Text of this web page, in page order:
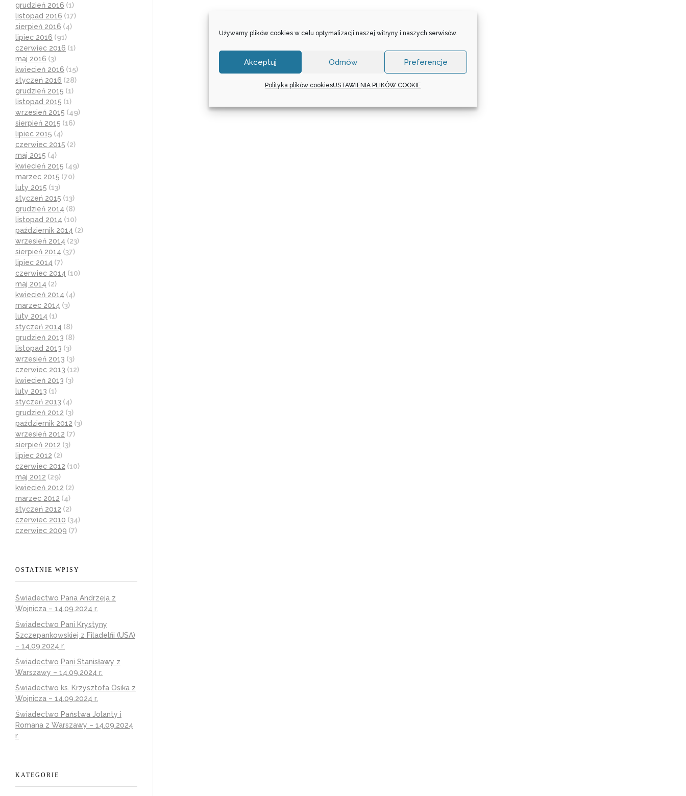
Używamy plików cookies w celu optymalizacji naszej witryny i naszych serwisów.
Akceptuj Odmów Preferencje
Polityka plików cookiesUSTAWIENIA PLIKÓW COOKIE
grudzień 2016 (1)
listopad 2016 (17)
sierpień 2016 (4)
lipiec 2016 (91)
czerwiec 2016 (1)
maj 2016 (3)
kwiecień 2016 (15)
styczeń 2016 (28)
grudzień 2015 (1)
listopad 2015 (1)
wrzesień 2015 (49)
sierpień 2015 (16)
lipiec 2015 (4)
czerwiec 2015 (2)
maj 2015 (4)
kwiecień 2015 (49)
marzec 2015 (70)
luty 2015 (13)
styczeń 2015 (13)
grudzień 2014 (8)
listopad 2014 (10)
październik 2014 (2)
wrzesień 2014 (23)
sierpień 2014 (37)
lipiec 2014 (7)
czerwiec 2014 (10)
maj 2014 (2)
kwiecień 2014 (4)
marzec 2014 (3)
luty 2014 (1)
styczeń 2014 (8)
grudzień 2013 (8)
listopad 2013 (3)
wrzesień 2013 (3)
czerwiec 2013 (12)
kwiecień 2013 (3)
luty 2013 (1)
styczeń 2013 (4)
grudzień 2012 (3)
październik 2012 (3)
wrzesień 2012 (7)
sierpień 2012 (3)
lipiec 2012 (2)
czerwiec 2012 (10)
maj 2012 (29)
kwiecień 2012 (2)
marzec 2012 (4)
styczeń 2012 (2)
czerwiec 2010 (34)
czerwiec 2009 (7)
OSTATNIE WPISY
Świadectwo Pana Andrzeja z
Wojnicza – 14.09.2024 r.
Świadectwo Pani Krystyny
Szczepankowskiej z Filadelfii (USA)
– 14.09.2024 r.
Świadectwo Pani Stanisławy z
Warszawy – 14.09.2024 r.
Świadectwo ks. Krzysztofa Osika z
Wojnicza – 14.09.2024 r.
Świadectwo Państwa Jolanty i
Romana z Warszawy – 14.09.2024
r.
KATEGORIE